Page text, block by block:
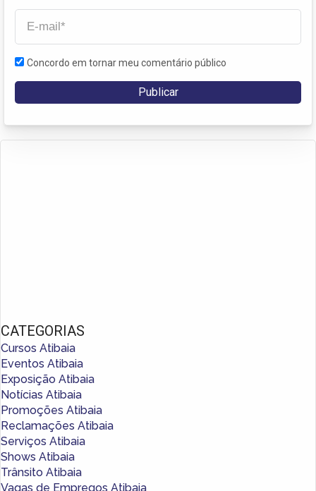
Concordo em tornar meu comentário público
CATEGORIAS
Cursos Atibaia
Eventos Atibaia
Exposição Atibaia
Notícias Atibaia
Promoções Atibaia
Reclamações Atibaia
Serviços Atibaia
Shows Atibaia
Trânsito Atibaia
Vagas de Empregos Atibaia